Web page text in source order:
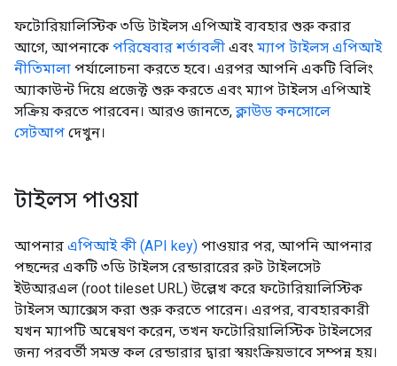
ফটোরিয়ালিস্টিক ৩ডি টাইলস এপিআই ব্যবহার শুরু করার
আগে, আপনাকে পরিষেবার শর্তাবলী এবং ম্যাপ টাইলস এপিআই
নীতিমালা পর্যালোচনা করতে হবে। এরপর আপনি একটি বিলিং
অ্যাকাউন্ট দিয়ে প্রজেক্ট শুরু করতে এবং ম্যাপ টাইলস এপিআই
সক্রিয় করতে পারবেন। আরও জানতে,ক্লাউড কনসোলে
সেটআপ দেখুন।
টাইলস পাওয়া
আপনার এপিআই কী (API key) পাওয়ার পর, আপনি আপনার
পছন্দের একটি ৩ডি টাইলস রেন্ডারারের রুট টাইলসেট
ইউআরএল (root tileset URL) উল্লেখ করে ফটোরিয়ালিস্টিক
টাইলস অ্যাক্সেস করা শুরু করতে পারেন। এরপর, ব্যবহারকারী
যখন ম্যাপটি অন্বেষণ করেন, তখন ফটোরিয়ালিস্টিক টাইলসের
জন্য পরবর্তী সমস্ত কল রেন্ডারার দ্বারা স্বয়ংক্রিয়ভাবে সম্পন্ন হয়।